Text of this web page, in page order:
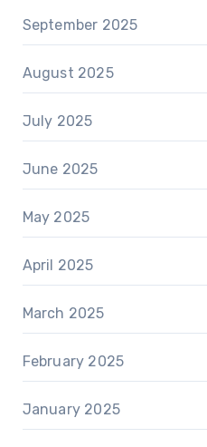
September 2025
August 2025
July 2025
June 2025
May 2025
April 2025
March 2025
February 2025
January 2025